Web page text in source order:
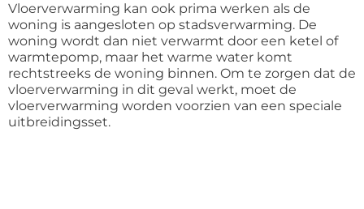
Vloerverwarming kan ook prima werken als de
woning is aangesloten op stadsverwarming. De
woning wordt dan niet verwarmt door een ketel of
warmtepomp, maar het warme water komt
rechtstreeks de woning binnen. Om te zorgen dat de
vloerverwarming in dit geval werkt, moet de
vloerverwarming worden voorzien van een speciale
uitbreidingsset.